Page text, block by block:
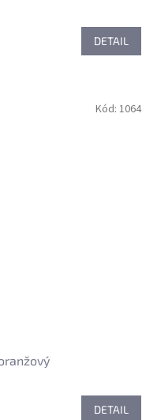
DETAIL
DETAIL
Kód: 1064